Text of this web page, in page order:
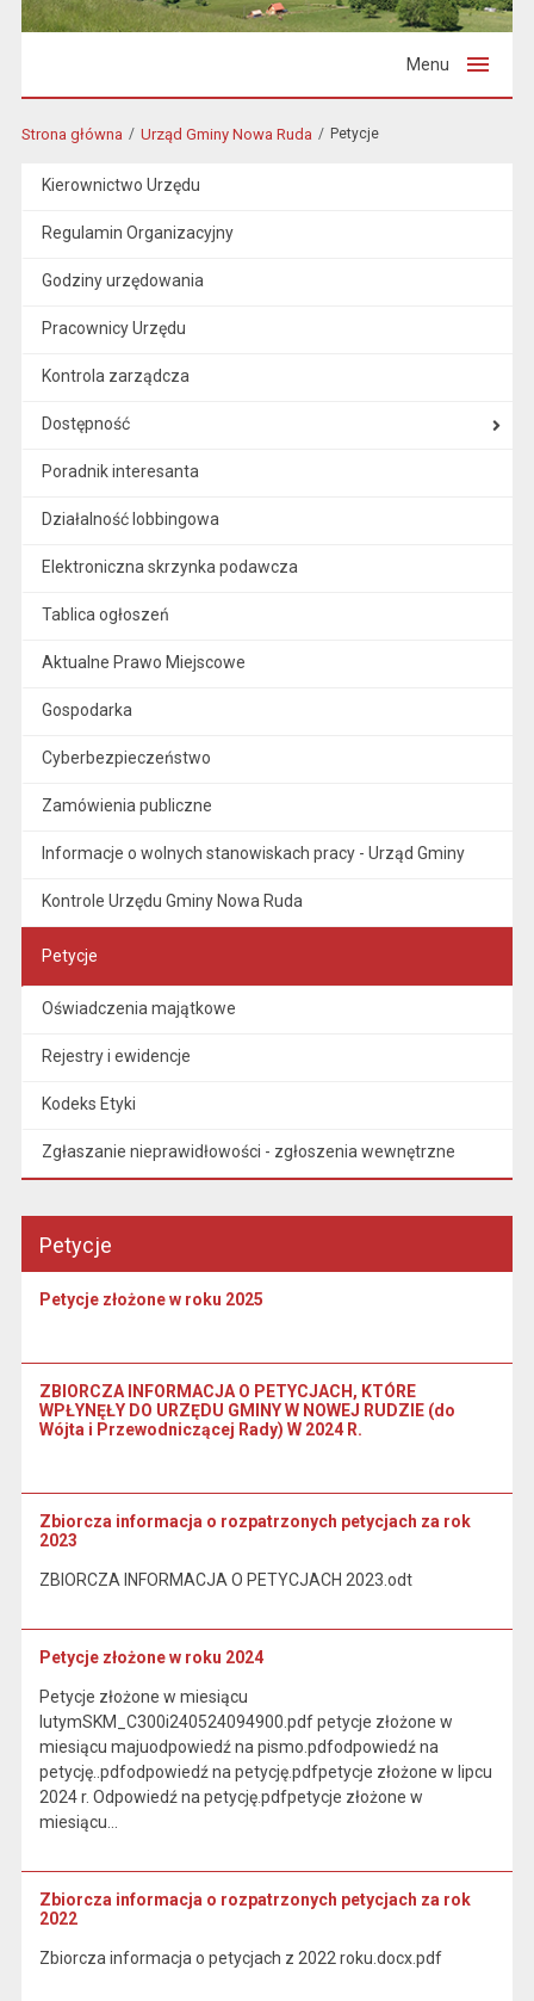
Menu
Strona główna Urząd Gminy Nowa Ruda Petycje
Kierownictwo Urzędu
Regulamin Organizacyjny
Godziny urzędowania
Pracownicy Urzędu
Kontrola zarządcza
Dostępność
Poradnik interesanta
Działalność lobbingowa
Elektroniczna skrzynka podawcza
Tablica ogłoszeń
Aktualne Prawo Miejscowe
Gospodarka
Cyberbezpieczeństwo
Zamówienia publiczne
Informacje o wolnych stanowiskach pracy - Urząd Gminy
Kontrole Urzędu Gminy Nowa Ruda
Petycje
Oświadczenia majątkowe
Rejestry i ewidencje
Kodeks Etyki
Zgłaszanie nieprawidłowości - zgłoszenia wewnętrzne
Petycje
Petycje złożone w roku 2025
ZBIORCZA INFORMACJA O PETYCJACH, KTÓRE
WPŁYNĘŁY DO URZĘDU GMINY W NOWEJ RUDZIE (do
Wójta i Przewodniczącej Rady) W 2024 R.
Zbiorcza informacja o rozpatrzonych petycjach za rok
2023
ZBIORCZA INFORMACJA O PETYCJACH 2023.odt
Petycje złożone w roku 2024
Petycje złożone w miesiącu
lutymSKM_C300i240524094900.pdf petycje złożone w
miesiącu majuodpowiedź na pismo.pdfodpowiedź na
petycję..pdfodpowiedź na petycję.pdfpetycje złożone w lipcu
2024 r. Odpowiedź na petycję.pdfpetycje złożone w
miesiącu…
Zbiorcza informacja o rozpatrzonych petycjach za rok
2022
Zbiorcza informacja o petycjach z 2022 roku.docx.pdf